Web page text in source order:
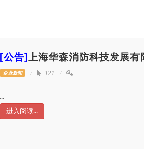
[公告] 上海华森消防科技发展有
企业新闻 121
...
进入阅读...